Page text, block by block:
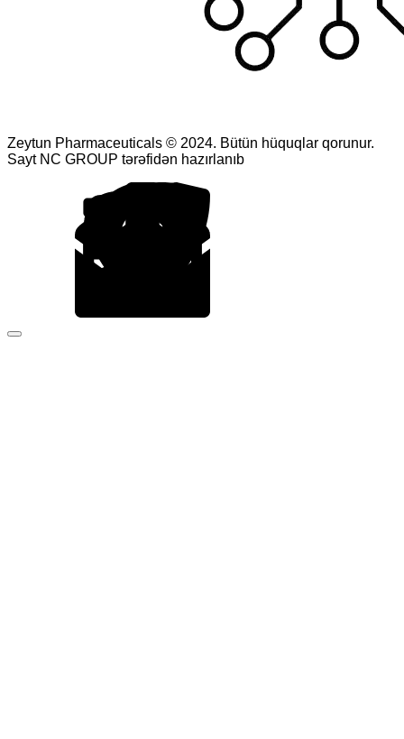
Zeytun Pharmaceuticals © 2024. Bütün hüquqlar qorunur.
Sayt NC GROUP tərəfidən hazırlanıb